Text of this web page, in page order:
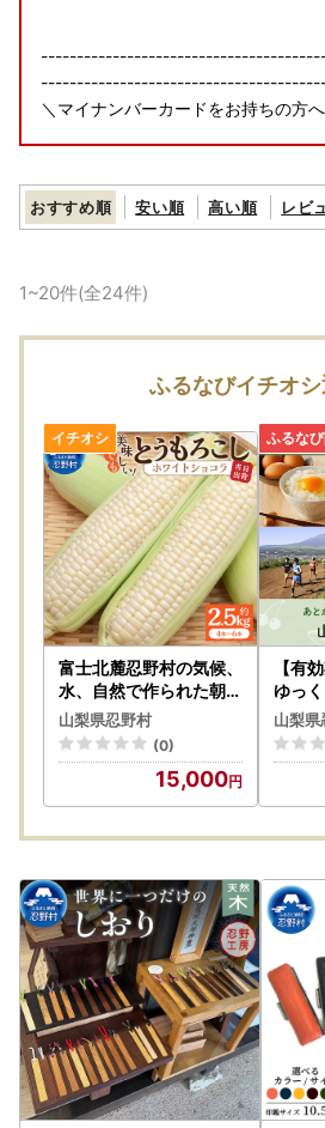
＼マイナンバーカードをお持ちの方
「ふるまど」を使えば、スマホやパ
「IAM＜アイアム＞」と併用して使
トップ特例申請が完結！
※パソコンを利用する場合でも「ふる
が、
個人認証を行う際に「IAM＜アイア
プリが必要になります。
※※従来通りの「書類郵送による申請
です。
詳しくはこちら
＼マイナンバーカードをお持ちの方へ
ご寄附をいただいた皆様の負担を軽
みで申請を完結できるアプリ「IAM(
IAMを使用して申請すると、申請書
にスキップできます♪
※従来通りの「書類郵送による申請」
す。
アプリについてはこちら
ワンストップ申請書をご自身でダウン
▼申請アプリ【IAM】のダウンロード
Android・iOSのアプリストアにて
＜アイアム マイナンバー＞で検索！
おすすめ順 安い順 高い順 レビ
1~20件(全24件)
ふるなびイチオ
富士北麓忍野村の気候、
水、自然で作られた朝採
りトウモロコシ【ホワイ
トショコラ】約2.5kg
山梨県忍野村
(0)
15,000
【有
ゆっ
】山
グポ
山梨県